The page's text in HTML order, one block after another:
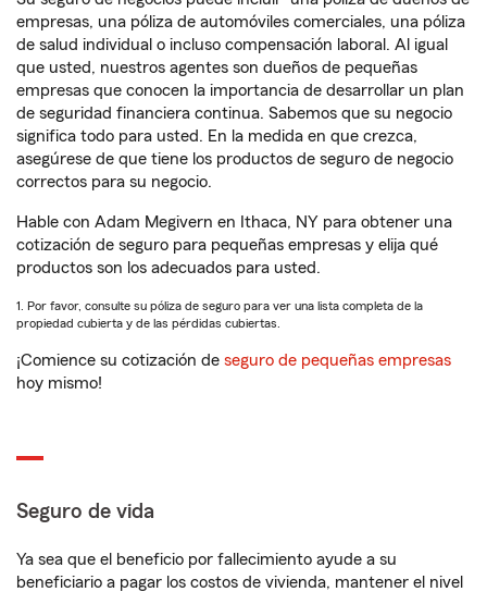
empresas, una póliza de automóviles comerciales, una póliza
de salud individual o incluso compensación laboral. Al igual
que usted, nuestros agentes son dueños de pequeñas
empresas que conocen la importancia de desarrollar un plan
de seguridad financiera continua. Sabemos que su negocio
significa todo para usted. En la medida en que crezca,
asegúrese de que tiene los productos de seguro de negocio
correctos para su negocio.
Hable con Adam Megivern en Ithaca, NY para obtener una
cotización de seguro para pequeñas empresas y elija qué
productos son los adecuados para usted.
1. Por favor, consulte su póliza de seguro para ver una lista completa de la
propiedad cubierta y de las pérdidas cubiertas.
¡Comience su cotización de seguro de pequeñas empresas
hoy mismo!
Seguro de vida
Ya sea que el beneficio por fallecimiento ayude a su
beneficiario a pagar los costos de vivienda, mantener el nivel